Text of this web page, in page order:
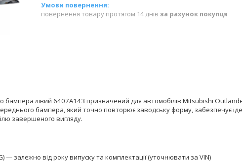
повернення товару протягом 14 днів за рахунок покупця
бампера лівий 6407A143 призначений для автомобілів Mitsubishi
бампера, який точно повторює заводську форму, забезпечує
завершеного вигляду.
— залежно від року випуску та комплектації (уточнювати за VIN)